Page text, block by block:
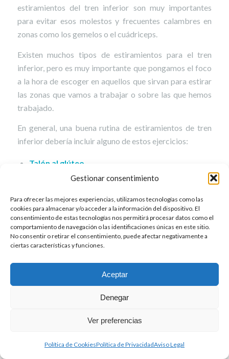
Gestionar consentimiento
Para ofrecer las mejores experiencias, utilizamos tecnologías como las
cookies para almacenar y/o acceder a la información del dispositivo. El
consentimiento de estas tecnologías nos permitirá procesar datos como el
comportamiento de navegación o las identificaciones únicas en este sitio.
No consentir o retirar el consentimiento, puede afectar negativamente a
ciertas características y funciones.
Aceptar
Denegar
Ver preferencias
Política de CookiesPolítica de PrivacidadAviso Legal
estiramientos del tren inferior son muy importantes
para evitar esos molestos y frecuentes calambres en
zonas como los gemelos o el cuádriceps.
Existen muchos tipos de estiramientos para el tren
inferior, pero es muy importante que pongamos el foco
a la hora de escoger en aquellos que sirvan para estirar
las zonas que vamos a trabajar o sobre las que hemos
trabajado.
En general, una buena rutina de estiramientos de tren
inferior debería incluir alguno de estos ejercicios:
Talón al glúteo
Este estiramiento es para el cuádriceps. Estando de pie,
cogemos nuestro pie por el empeine y llevamos nuestro
talón suavemente hacía el glúteo, lo máximo posible sin
llegar a tener que forzar (no es necesario hacer
contacto entre el talón y glúteo para realizar este
Con este estiramiento atacamos a la zona de los
isquiotibiales. Lo podemos hacer de pie, pero